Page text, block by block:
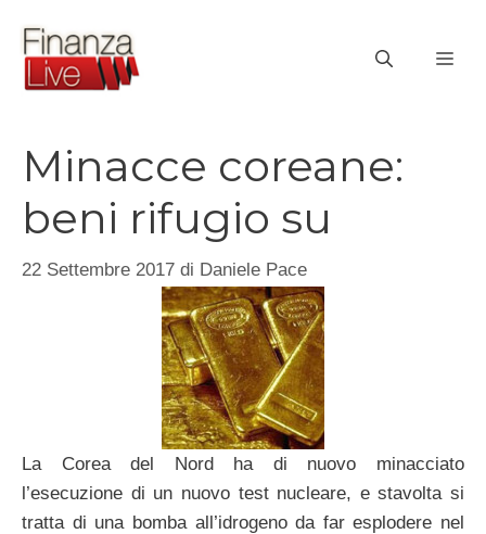
contenuto
Minacce coreane:
beni rifugio su
22 Settembre 2017 di Daniele Pace
La Corea del Nord ha di nuovo minacciato
l’esecuzione di un nuovo test nucleare, e stavolta si
tratta di una bomba all’idrogeno da far esplodere nel